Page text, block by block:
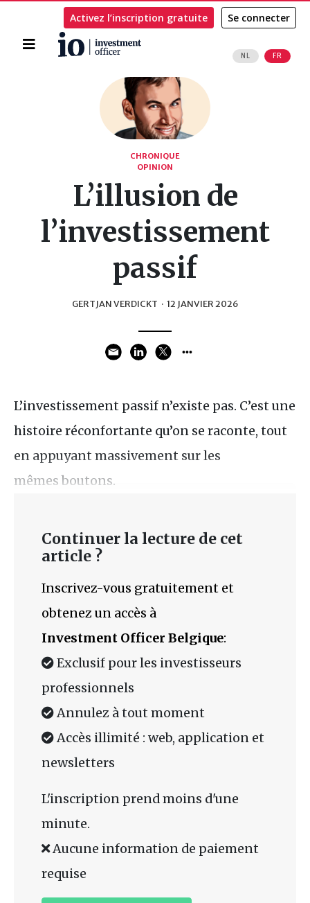
Accueil
NL FR
Activez l’inscription gratuite Se connecter
CHRONIQUE
OPINION
L’illusion de
l’investissement
passif
GERTJAN VERDICKT · 12 JANVIER 2026
L’investissement passif n’existe pas. C’est une
histoire réconfortante qu’on se raconte, tout
en appuyant massivement sur les
mêmes boutons.
Continuer la lecture de cet
article ?
Inscrivez-vous gratuitement et
obtenez un accès à
Investment Officer Belgique:
Exclusif pour les investisseurs
professionnels
Annulez à tout moment
Accès illimité : web, application et
newsletters
L'inscription prend moins d'une
minute.
Aucune information de paiement
requise